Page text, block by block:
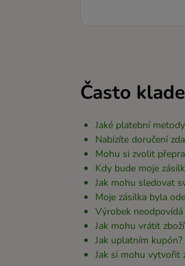
Často
Jaké platební
Nabízíte doručení
Mohu si zvolit
Kdy bude moje
Jak mohu sledovat
Moje zásilka byla
Výrobek neodpovídá
Jak mohu vrátit
Jak uplatním kupón?
Jak si mohu vytvořit